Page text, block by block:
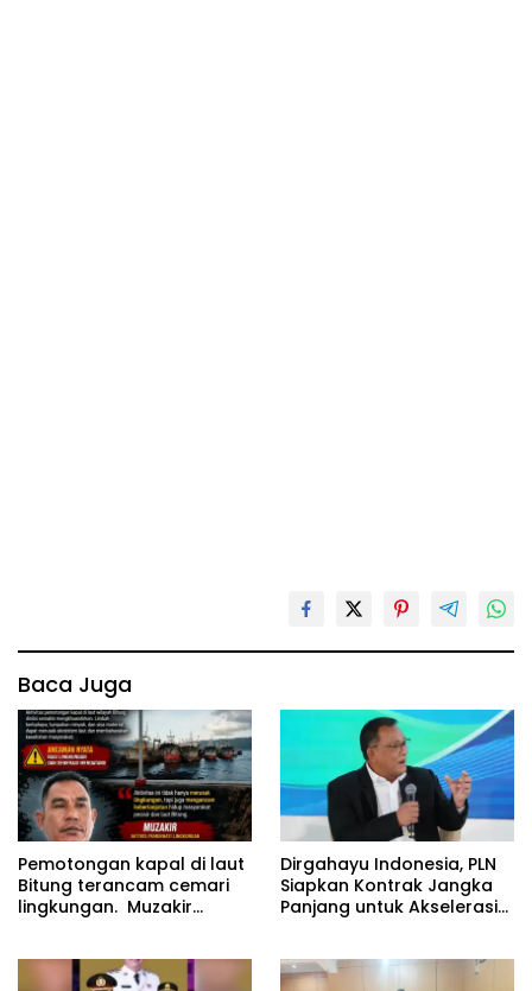
Baca Juga
Pemotongan kapal di laut
Bitung terancam cemari
lingkungan. Muzakir
Dirgahayu Indonesia, PLN
Siapkan Kontrak Jangka
Panjang untuk Akselerasi